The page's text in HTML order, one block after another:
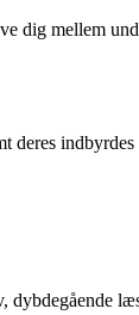
dig mellem
deres